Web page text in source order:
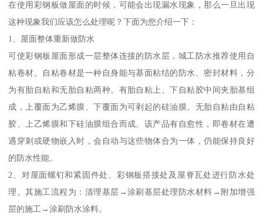
在使用彩钢板做屋面的时候，可能会出现漏水现象，那么一旦出现
这种现象我们应该怎么处理呢？下面为您介绍一下：
1、屋面整体重新做防水
可使彩钢板屋面形成一层整体连接的防水层，城工防水推荐使用自
粘卷材。自粘卷材是一种自身能与基面粘结的防水、密封材料，分
为有胎自粘和无胎自粘两种。有胎自粘上、下自粘胶中间夹胎基组
成，上覆面为乙烯膜、下覆面为可剥起的硅油膜。无胎自粘由自粘
胶、上乙烯膜和下硅油膜组合而成。该产品有自愈性，即卷材在遭
遇穿刺或硬物嵌入时，会自动与这些物体合为一体，仍能保持良好
的防水性能。
2、对屋面螺钉和紧固件处、彩钢板搭接处及屋脊瓦处进行防水处
理。其施工流程为：清理基层→涂刷基层处理防水材料→附加增强
层的施工→涂刷防水涂料。